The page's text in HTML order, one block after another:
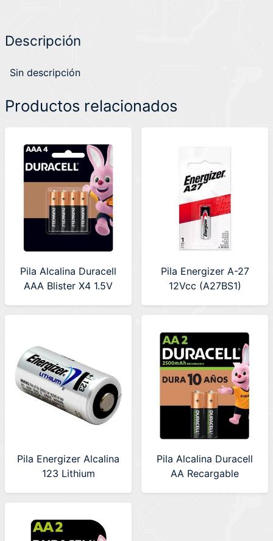
Descripción
Sin descripción
Productos relacionados
Pila Alcalina Duracell
AAA Blister X4 1.5V
Pila Energizer A-27
12Vcc (A27BS1)
Pila Energizer Alcalina
123 Lithium
Pila Alcalina Duracell
AA Recargable